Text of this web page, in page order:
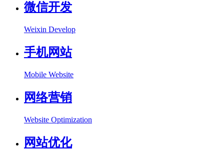
微信开发
Weixin Develop
手机网站
Mobile Website
网络营销
Website Optimization
网站优化